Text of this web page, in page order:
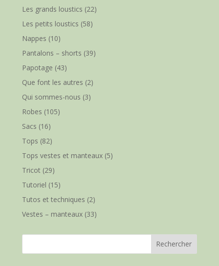
Les grands loustics (22)
Les petits loustics (58)
Nappes (10)
Pantalons – shorts (39)
Papotage (43)
Que font les autres (2)
Qui sommes-nous (3)
Robes (105)
Sacs (16)
Tops (82)
Tops vestes et manteaux(5)
Tricot (29)
Tutoriel (15)
Tutos et techniques (2)
Vestes – manteaux(33)